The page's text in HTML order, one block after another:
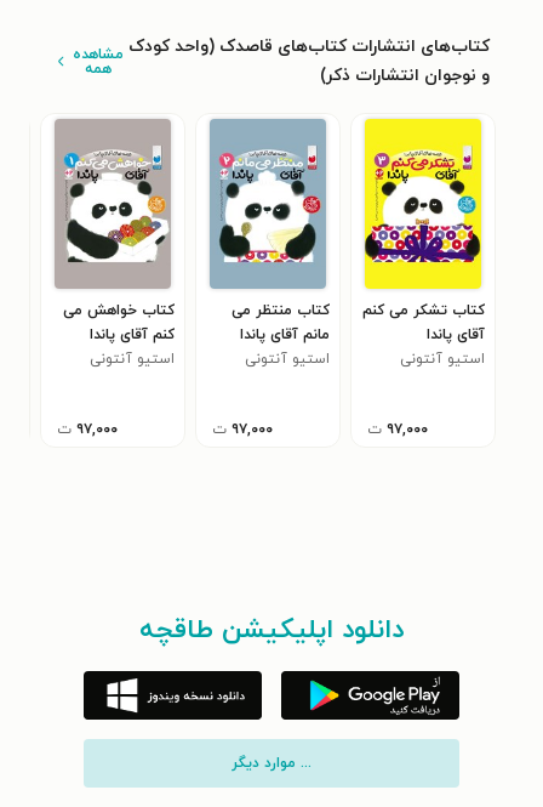
کتاب‌های انتشارات کتاب‌های قاصدک (واحد کودک
و نوجوان انتشارات ذکر)
مشاهده
همه
کتاب تشکر می‌ کنم
آقای پاندا
استیو آنتونی
۹۷,۰۰۰ ت
کتاب منتظر می‌
مانم آقای پاندا
استیو آنتونی
۹۷,۰۰۰ ت
کتاب خواهش می‌
کنم آقای پاندا
استیو آنتونی
۹۷,۰۰۰ ت
دانلود اپلیکیشن طاقچه
... موارد دیگر